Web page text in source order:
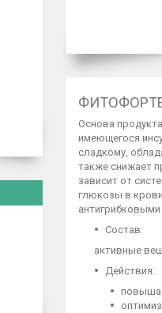
Основа
имеющегося
сладкому,
также снижает
зависит от
глюкозы в
Состав:
активные
Действия: